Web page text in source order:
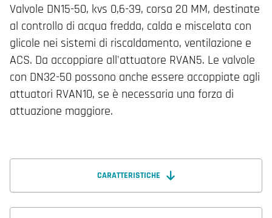
Valvole DN15-50, kvs 0,6-39, corsa 20 MM, destinate
al controllo di acqua fredda, calda e miscelata con
glicole nei sistemi di riscaldamento, ventilazione e
ACS. Da accoppiare all'attuatore RVAN5. Le valvole
con DN32-50 possono anche essere accoppiate agli
attuatori RVAN10, se è necessaria una forza di
attuazione maggiore.
CARATTERISTICHE